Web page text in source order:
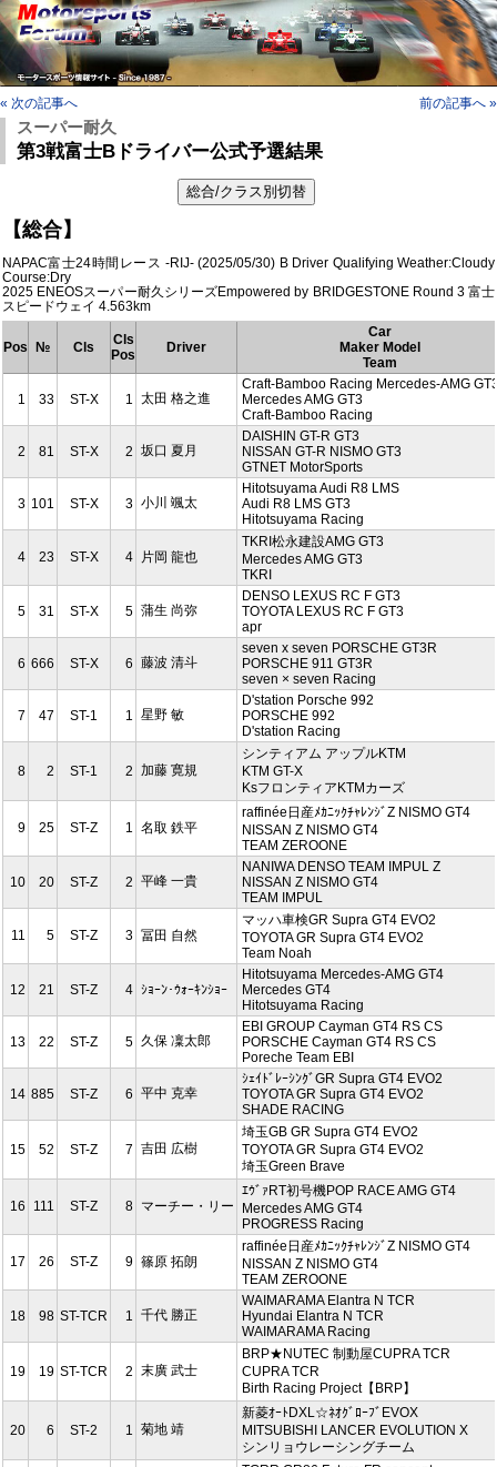
« 次の記事へ 前の記事へ »
スーパー耐久
第3戦富士Bドライバー公式予選結果
【総合】
NAPAC富士24時間レース -RIJ- (2025/05/30) B Driver Qualifying Weather:Cloudy
Course:Dry
2025 ENEOSスーパー耐久シリーズEmpowered by BRIDGESTONE Round 3 富士
スピードウェイ 4.563km
Pos № Cls
Cls
Pos
Driver
Car
Maker Model
Team
1 33 ST-X 1 太田 格之進
Craft-Bamboo Racing Mercedes-AMG
Mercedes AMG GT3
Craft-Bamboo Racing
2 81 ST-X 2 坂口 夏月
DAISHIN GT-R GT3
NISSAN GT-R NISMO GT3
GTNET MotorSports
3 101 ST-X 3 小川 颯太
Hitotsuyama Audi R8 LMS
Audi R8 LMS GT3
Hitotsuyama Racing
4 23 ST-X 4 片岡 龍也
TKRI松永建設AMG GT3
Mercedes AMG GT3
TKRI
5 31 ST-X 5 蒲生 尚弥
DENSO LEXUS RC F GT3
TOYOTA LEXUS RC F GT3
apr
6 666 ST-X 6 藤波 清斗
seven x seven PORSCHE GT3R
PORSCHE 911 GT3R
seven × seven Racing
7 47 ST-1 1 星野 敏
D'station Porsche 992
PORSCHE 992
D'station Racing
8 2 ST-1 2 加藤 寛規
シンティアム アップルKTM
KTM GT-X
KsフロンティアKTMカーズ
9 25 ST-Z 1 名取 鉄平
raffinée日産ﾒｶﾆｯｸﾁｬﾚﾝｼﾞZ NISMO GT4
NISSAN Z NISMO GT4
TEAM ZEROONE
10 20 ST-Z 2 平峰 一貴
NANIWA DENSO TEAM IMPUL Z
NISSAN Z NISMO GT4
TEAM IMPUL
11 5 ST-Z 3 冨田 自然
マッハ車検GR Supra GT4 EVO2
TOYOTA GR Supra GT4 EVO2
Team Noah
12 21 ST-Z 4 ｼｮｰﾝ･ｳｫｰｷﾝｼｮｰ
Hitotsuyama Mercedes-AMG GT4
Mercedes GT4
Hitotsuyama Racing
13 22 ST-Z 5 久保 凜太郎
EBI GROUP Cayman GT4 RS CS
PORSCHE Cayman GT4 RS CS
Poreche Team EBI
14 885 ST-Z 6 平中 克幸
ｼｪｲﾄﾞﾚｰｼﾝｸﾞGR Supra GT4 EVO2
TOYOTA GR Supra GT4 EVO2
SHADE RACING
15 52 ST-Z 7 吉田 広樹
埼玉GB GR Supra GT4 EVO2
TOYOTA GR Supra GT4 EVO2
埼玉Green Brave
16 111 ST-Z 8 マーチー・リー
ｴｳﾞｧRT初号機POP RACE AMG GT4
Mercedes AMG GT4
PROGRESS Racing
17 26 ST-Z 9 篠原 拓朗
raffinée日産ﾒｶﾆｯｸﾁｬﾚﾝｼﾞZ NISMO GT4
NISSAN Z NISMO GT4
TEAM ZEROONE
18 98 ST-TCR 1 千代 勝正
WAIMARAMA Elantra N TCR
Hyundai Elantra N TCR
WAIMARAMA Racing
19 19 ST-TCR 2 末廣 武士
BRP★NUTEC 制動屋CUPRA TCR
CUPRA TCR
Birth Racing Project【BRP】
20 6 ST-2 1 菊地 靖
新菱ｵｰﾄDXL☆ﾈｵｸﾞﾛｰﾌﾞEVOX
MITSUBISHI LANCER EVOLUTION X
シンリョウレーシングチーム